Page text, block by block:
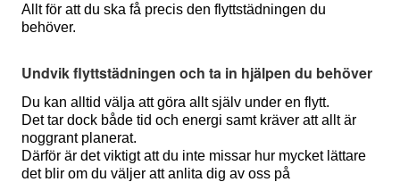
Allt för att du ska få precis den flyttstädningen du
behöver.
Undvik flyttstädningen och ta in hjälpen du behöver
Du kan alltid välja att göra allt själv under en flytt.
Det tar dock både tid och energi samt kräver att allt är
noggrant planerat.
Därför är det viktigt att du inte missar hur mycket lättare
det blir om du väljer att anlita dig av oss på